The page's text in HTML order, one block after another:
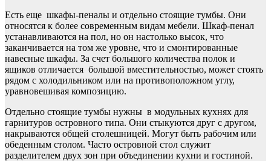
Есть еще шкафы-пеналы и отдельно стоящие тумбы. Они
относятся к более современным видам мебели. Шкаф-пенал
устанавливаются на пол, но он настолько высок, что
заканчивается на том же уровне, что и смонтированные
навесные шкафы. За счет большого количества полок и
ящиков отличается большой вместительностью, может стоять
рядом с холодильником или на противоположном углу,
уравновешивая композицию.
Отдельно стоящие тумбы нужны в модульных кухнях для
гарнитуров островного типа. Они стыкуются друг с другом,
накрываются общей столешницей. Могут быть рабочим или
обеденным столом. Часто островной стол служит
разделителем двух зон при объединении кухни и гостиной.